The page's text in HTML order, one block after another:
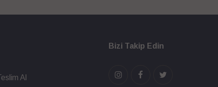
Al
Bizi Takip Edin